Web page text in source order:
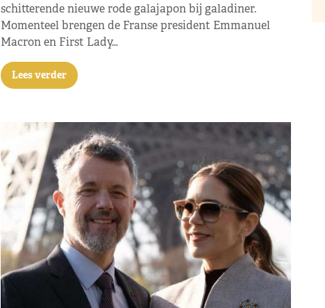
schitterende nieuwe rode galajapon bij galadiner.
Momenteel brengen de Franse president Emmanuel
Macron en First Lady…
Lees verder